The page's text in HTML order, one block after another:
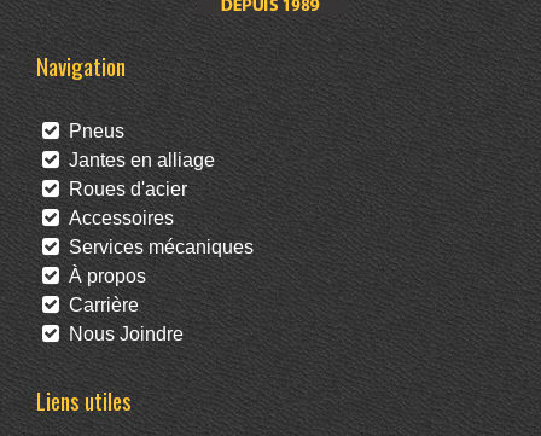
Navigation
Pneus
Jantes en alliage
Roues d'acier
Accessoires
Services mécaniques
À propos
Carrière
Nous Joindre
Liens utiles